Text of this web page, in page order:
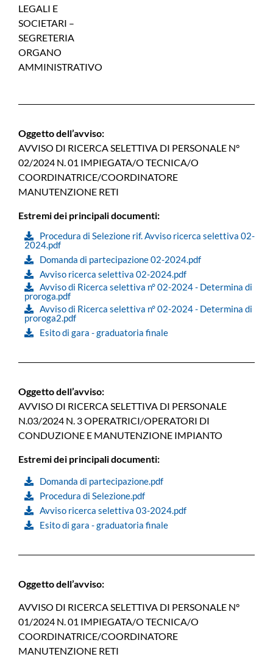
LEGALI E
SOCIETARI –
SEGRETERIA
ORGANO
AMMINISTRATIVO
Oggetto dell’avviso:
AVVISO DI RICERCA SELETTIVA DI PERSONALE N°
02/2024 N. 01 IMPIEGATA/O TECNICA/O
COORDINATRICE/COORDINATORE
MANUTENZIONE RETI
Estremi dei principali documenti:
Procedura di Selezione rif. Avviso ricerca selettiva 02-
2024.pdf
Domanda di partecipazione 02-2024.pdf
Avviso ricerca selettiva 02-2024.pdf
Avviso di Ricerca selettiva n° 02-2024 - Determina di
proroga.pdf
Avviso di Ricerca selettiva n° 02-2024 - Determina di
proroga2.pdf
Esito di gara - graduatoria finale
Oggetto dell’avviso:
AVVISO DI RICERCA SELETTIVA DI PERSONALE
N.03/2024 N. 3 OPERATRICI/OPERATORI DI
CONDUZIONE E MANUTENZIONE IMPIANTO
Estremi dei principali documenti:
Domanda di partecipazione.pdf
Procedura di Selezione.pdf
Avviso ricerca selettiva 03-2024.pdf
Esito di gara - graduatoria finale
Oggetto dell’avviso:
AVVISO DI RICERCA SELETTIVA DI PERSONALE N°
01/2024 N. 01 IMPIEGATA/O TECNICA/O
COORDINATRICE/COORDINATORE
MANUTENZIONE RETI